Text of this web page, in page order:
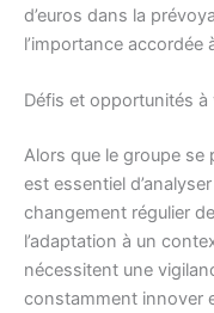
d’euros dans la
l’importance accordée
Défis et opportunités à
Alors que le groupe se
est essentiel
changement régulier
l’adaptation à un
nécessitent une
constamment innover